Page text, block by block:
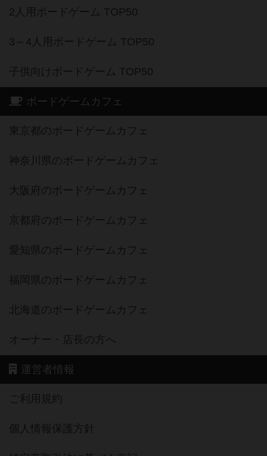
2人用ボードゲーム TOP50
3～4人用ボードゲーム TOP50
子供向けボードゲーム TOP50
ボードゲームカフェ
東京都のボードゲームカフェ
神奈川県のボードゲームカフェ
大阪府のボードゲームカフェ
京都府のボードゲームカフェ
愛知県のボードゲームカフェ
福岡県のボードゲームカフェ
北海道のボードゲームカフェ
オーナー・店長の方へ
運営者情報
ご利用規約
個人情報保護方針